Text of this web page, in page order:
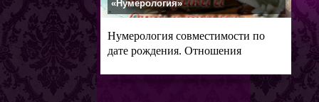
«Нумерология»
Нумерология совместимости по
дате рождения. Отношения